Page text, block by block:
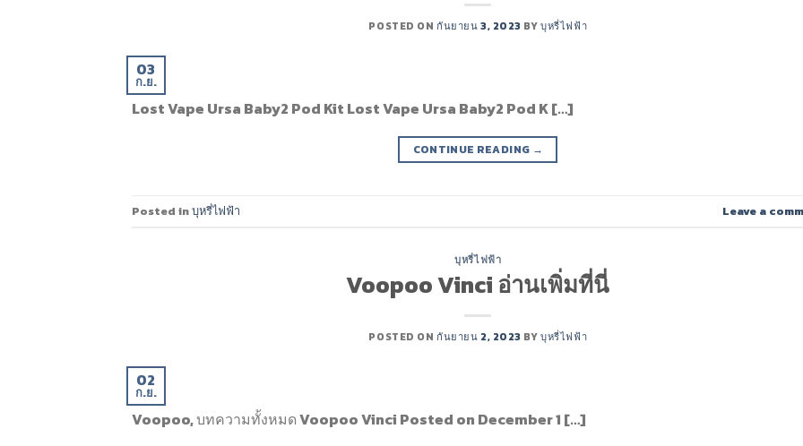
POSTED ON กันยายน 3, 2023 BYบุหรี่ไฟฟ้า
03
ก.ย.
Lost Vape Ursa Baby2 Pod Kit Lost Vape Ursa Baby2 Pod K […]
CONTINUE READING →
Posted inบุหรี่ไฟฟ้า Leave a
บุหรี่ไฟฟ้า
Voopoo Vinci อ่านเพิ่มที่นี่
POSTED ON กันยายน 2, 2023 BYบุหรี่ไฟฟ้า
02
ก.ย.
Voopoo, บทความทั้งหมด Voopoo Vinci Posted on December 1 […]